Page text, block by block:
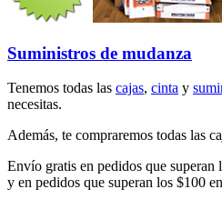
Suministros de mudanza
Tenemos todas las cajas, cinta y
necesitas.
Además, te compraremos todas las
Envío gratis en pedidos que
y en pedidos que superan los $100